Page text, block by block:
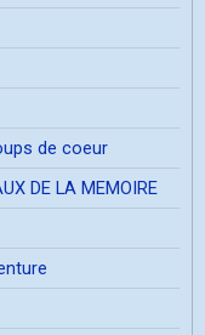
de coeur
DE LA MEMOIRE